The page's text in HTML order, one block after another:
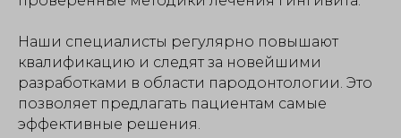
Наши специалисты регулярно повышают
квалификацию и следят за новейшими
разработками в области пародонтологии. Это
позволяет предлагать пациентам самые
эффективные решения.